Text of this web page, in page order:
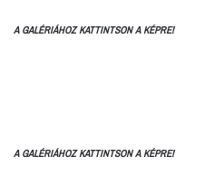
A GALÉRIÁHOZ KATTINTSON A KÉPRE!
A GALÉRIÁHOZ KATTINTSON A KÉPRE!